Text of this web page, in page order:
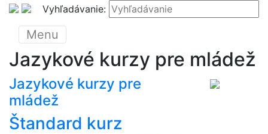
Vyhľadávanie:
Menu
Jazykové kurzy pre mládež
Jazykové kurzy pre
mládež
Štandard kurz